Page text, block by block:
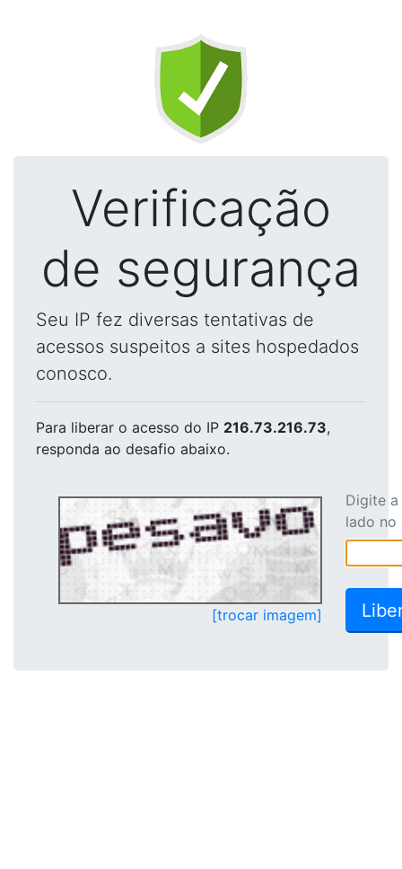
Verificação
de segurança
Seu IP fez diversas tentativas de
acessos suspeitos a sites hospedados
conosco.
Para liberar o acesso do IP 216.73.216.73,
responda ao desafio abaixo.
[trocar imagem]
Digite
lado no